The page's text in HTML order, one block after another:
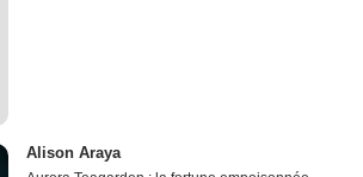
Alison Araya